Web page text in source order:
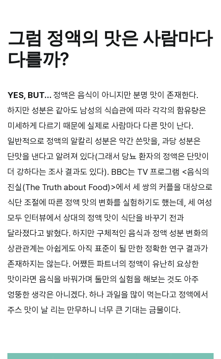
그럼 정액의 맛은 사람마다
다를까?
YES, BUT… 정액은 음식이 아니지만 분명 맛이 존재한다.
하지만 성분은 같아도 남성의 식습관에 따라 각각의 함유량은
미세하게 다르기 때문에 실제로 사람마다 다른 맛이 난다.
일반적으로 정액의 알칼리 성분은 약간 쓴맛을, 과당 성분은
단맛을 낸다고 알려져 있다(그래서 당뇨 환자의 정액은 단맛이
더 강하다는 조사 결과도 있다). BBC는 TV 프로그램 <음식의
진실(The Truth about Food)>에서 세 쌍의 커플을 대상으로
식단 조절에 따른 정액 맛의 변화를 실험하기도 했는데, 세 여성
모두 인터뷰에서 상대의 정액 맛이 식단을 바꾸기 전과
달라졌다고 밝혔다. 하지만 구체적인 음식과 정액 성분 변화의
상관관계는 아쉽게도 아직 표준이 될 만한 정확한 연구 결과가
존재하지는 않는다. 어쨌든 파트너의 정액이 유난히 요상한
맛이라면 음식을 바꿔가며 둘만의 실험을 해보는 것도 아주
엉뚱한 생각은 아니겠다. 하나 과일을 많이 먹는다고 정액에서
주스 맛이 날 리는 만무하니 너무 큰 기대는 금물이다.